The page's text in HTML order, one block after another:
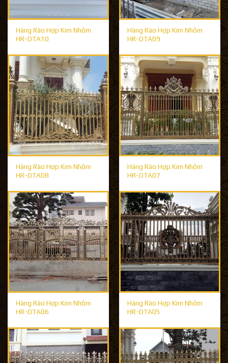
Hàng Rào Hợp Kim Nhôm
HR-DTA10
Hàng Rào Hợp Kim Nhôm
HR-DTA09
Hàng Rào Hợp Kim Nhôm
HR-DTA08
Hàng Rào Hợp Kim Nhôm
HR-DTA07
Hàng Rào Hợp Kim Nhôm
HR-DTA06
Hàng Rào Hợp Kim Nhôm
HR-DTA05